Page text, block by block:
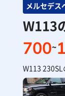
メルセデス
W113
700~
W113